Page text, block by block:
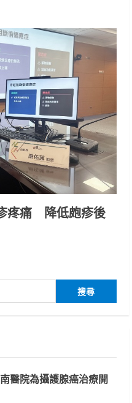
疼痛 降低皰疹後
醫院為攝護腺癌治療開